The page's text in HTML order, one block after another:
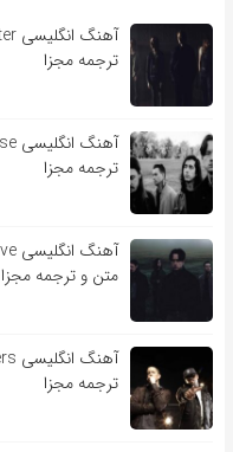
ترجمه مجزا
ترجمه مجزا
متن و ترجمه مجزا
ترجمه مجزا